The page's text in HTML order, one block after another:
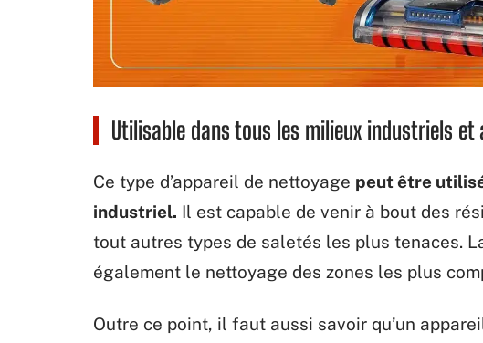
Utilisable dans tous les milieux industriels
Ce type d’appareil de nettoyage peut être
industriel. Il est capable de venir à bout des
tout autres types de saletés les plus tenaces.
également le nettoyage des zones les plus
Outre ce point, il faut aussi savoir qu’un